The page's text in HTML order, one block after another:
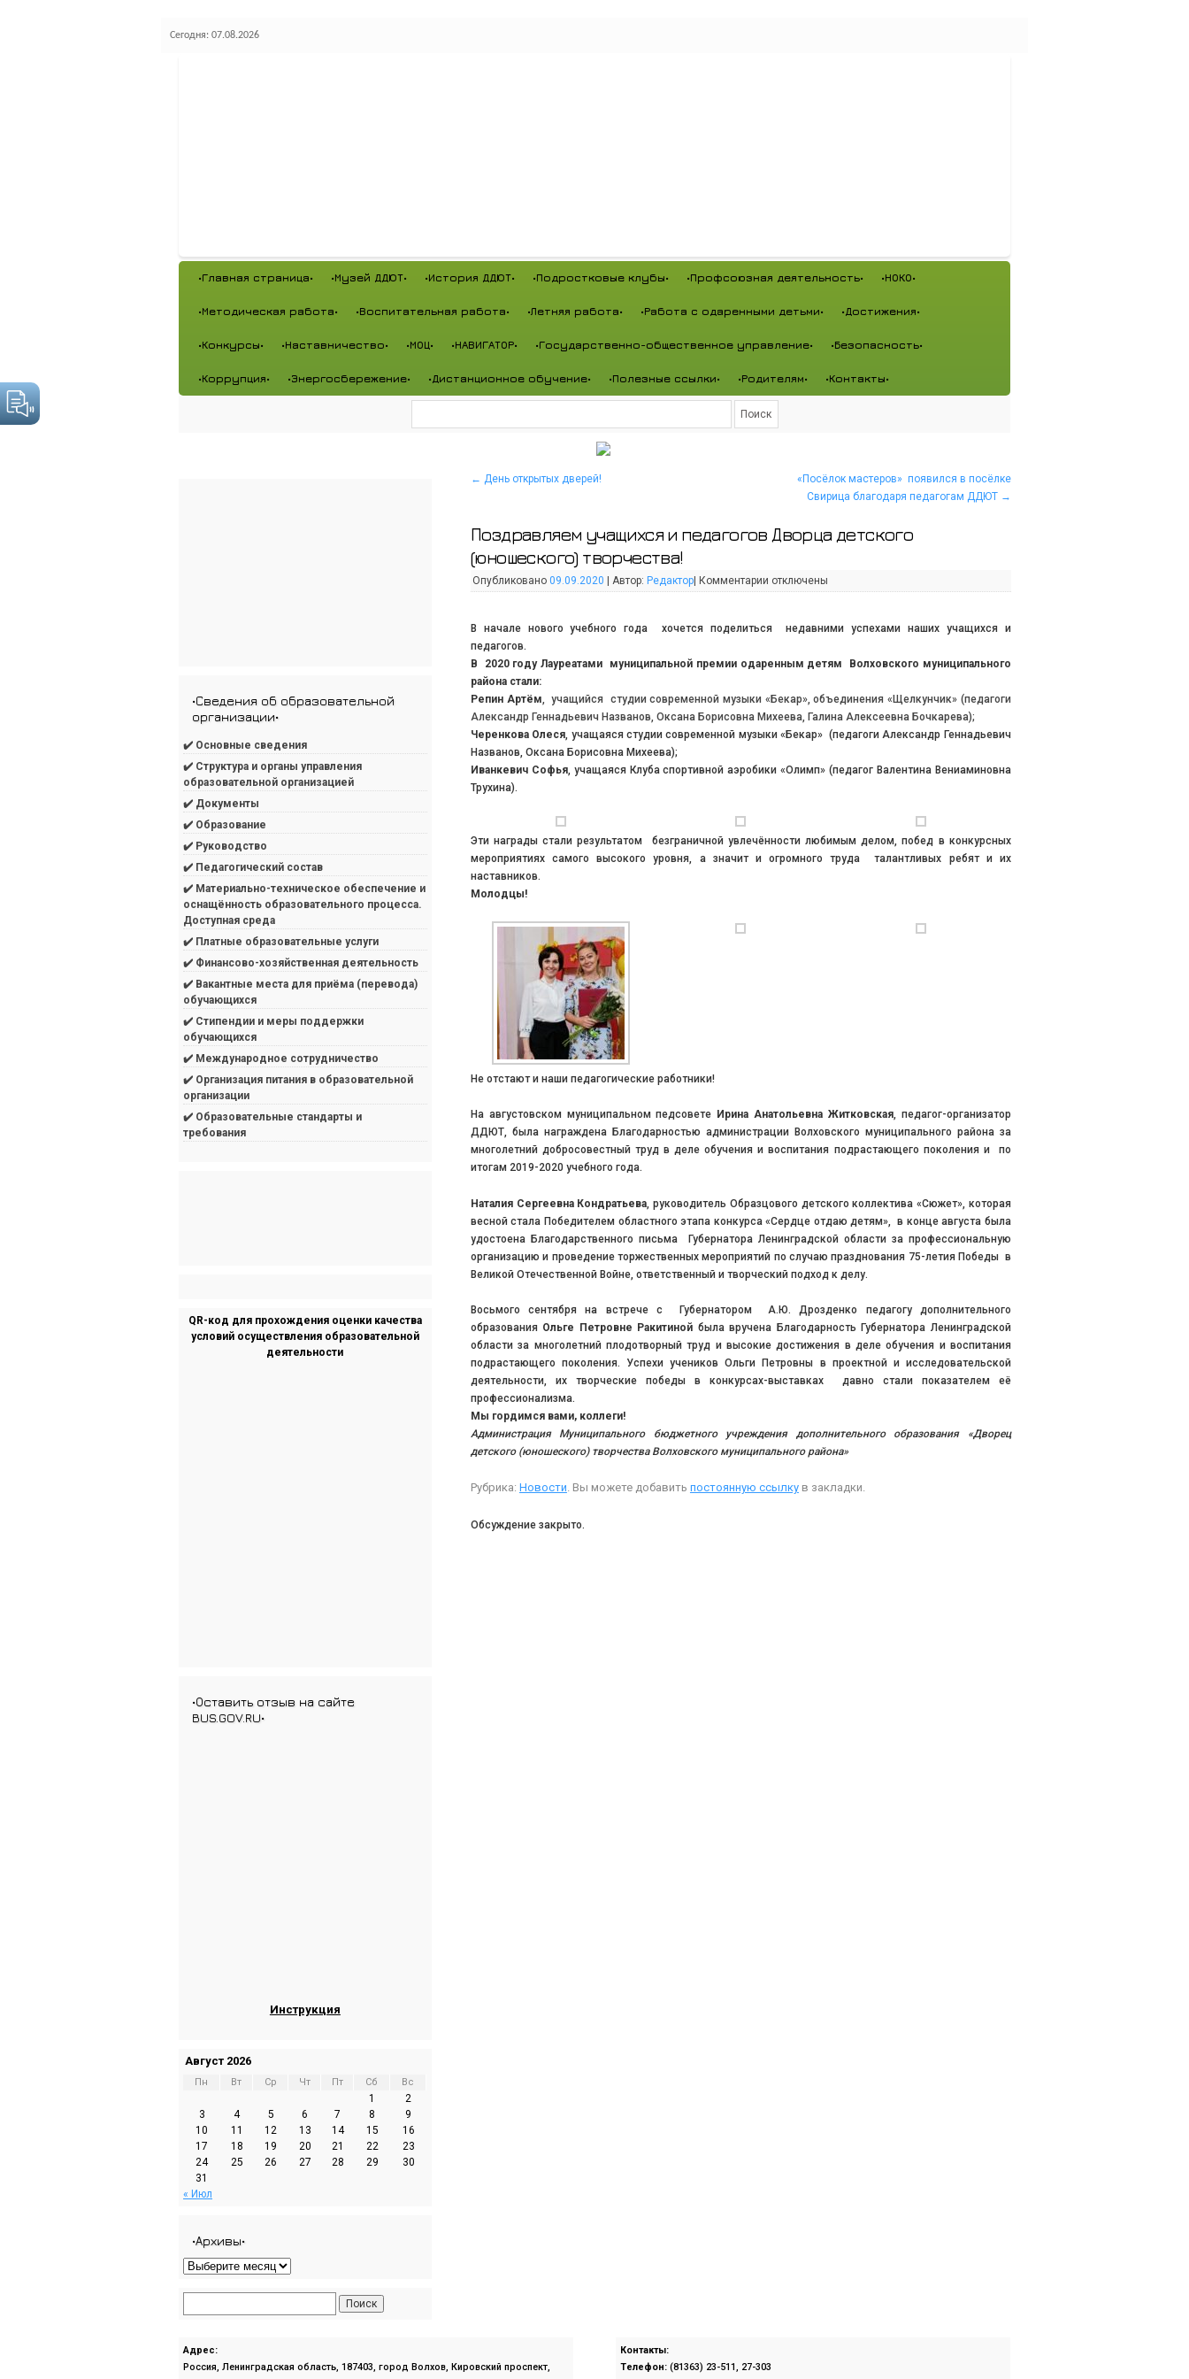
Сегодня: 07.08.2026
•Главная страница• •Музей ДДЮТ• •История ДДЮТ• •Подростковые клубы• •Профсоюзная деятельность• •НОКО•
•Методическая работа• •Воспитательная работа• •Летняя работа• •Работа с одаренными детьми• •Достижения•
•Конкурсы• •Наставничество• •МОЦ• •НАВИГАТОР• •Государственно-общественное управление• •Безопасность•
•Коррупция• •Энергосбережение• •Дистанционное обучение• •Полезные ссылки• •Родителям• •Контакты•
← День открытых дверей!
«Посёлок мастеров» появился в посёлке
Свирица благодаря педагогам ДДЮТ →
Поздравляем учащихся и педагогов Дворца детского
(юношеского) творчества!
Опубликовано 09.09.2020 Автор: Редактор| Комментарии отключены
В начале нового учебного года хочется поделиться недавними успехами наших учащихся и
педагогов.
В 2020 году Лауреатами муниципальной премии одаренным детям Волховского муниципального
района стали:
Репин Артём, учащийся студии современной музыки «Бекар», объединения «Щелкунчик» (педагоги
Александр Геннадьевич Названов, Оксана Борисовна Михеева, Галина Алексеевна Бочкарева);
Черенкова Олеся, учащаяся студии современной музыки «Бекар» (педагоги Александр Геннадьевич
Названов, Оксана Борисовна Михеева);
Иванкевич Софья, учащаяся Клуба спортивной аэробики «Олимп» (педагог Валентина Вениаминовна
Трухина).
Эти награды стали результатом безграничной увлечённости любимым делом, побед в конкурсных
мероприятиях самого высокого уровня, а значит и огромного труда талантливых ребят и их
наставников.
Молодцы!
Не отстают и наши педагогические работники!
На августовском муниципальном педсовете Ирина Анатольевна Житковская, педагог-организатор
ДДЮТ, была награждена Благодарностью администрации Волховского муниципального района за
многолетний добросовестный труд в деле обучения и воспитания подрастающего поколения и по
итогам 2019-2020 учебного года.
Наталия Сергеевна Кондратьева , руководитель Образцового детского коллектива «Сюжет», которая
весной стала Победителем областного этапа конкурса «Сердце отдаю детям», в конце августа была
удостоена Благодарственного письма Губернатора Ленинградской области за профессиональную
организацию и проведение торжественных мероприятий по случаю празднования 75-летия Победы в
Великой Отечественной Войне, ответственный и творческий подход к делу.
Восьмого сентября на встрече с Губернатором А.Ю. Дрозденко педагогу дополнительного
образования Ольге Петровне Ракитиной была вручена Благодарность Губернатора Ленинградской
области за многолетний плодотворный труд и высокие достижения в деле обучения и воспитания
подрастающего поколения. Успехи учеников Ольги Петровны в проектной и исследовательской
деятельности, их творческие победы в конкурсах-выставках давно стали показателем её
профессионализма.
Мы гордимся вами, коллеги!
Администрация Муниципального бюджетного учреждения дополнительного образования «Дворец
детского (юношеского) творчества Волховского муниципального района»
Рубрика: Новости. Вы можете добавить постоянную ссылкув закладки.
Обсуждение закрыто.
•Сведения об образовательной
организации•
✔️ Основные сведения
✔️ Структура и органы управления
образовательной организацией
✔️ Документы
✔️ Образование
✔️ Руководство
✔️ Педагогический состав
✔️ Материально-техническое обеспечение и
оснащённость образовательного процесса.
Доступная среда
✔️ Платные образовательные услуги
✔️ Финансово-хозяйственная деятельность
✔️ Вакантные места для приёма (перевода)
обучающихся
✔️ Стипендии и меры поддержки
обучающихся
✔️ Международное сотрудничество
✔️ Организация питания в образовательной
организации
✔️ Образовательные стандарты и
требования
QR-код для прохождения оценки качества
условий осуществления образовательной
деятельности
•Оставить отзыв на сайте
BUS.GOV.RU•
Инструкция
Август 2026
Пн Вт Ср Чт Пт Сб Вс
1
2
3
4 5 6 7 8
9
10
11 12 13 14 15
16
17
18 19 20 21 22
23
24
25 26 27 28 29
30
31
« Июл
•Архивы•
Адрес:
Россия, Ленинградская область, 187403, город Волхов, Кировский проспект,
Контакты:
Телефон: (81363) 23-511, 27-303